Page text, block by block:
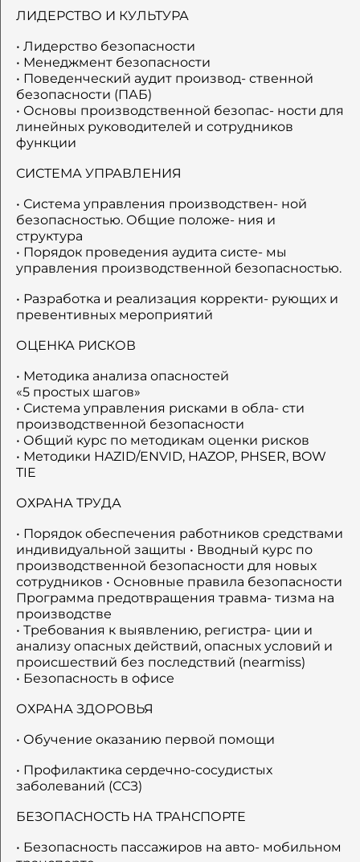
ЛИДЕРСТВО И КУЛЬТУРА
• Лидерство безопасности
• Менеджмент безопасности
• Поведенческий аудит производ- ственной
безопасности (ПАБ)
• Основы производственной безопас- ности для
линейных руководителей и сотрудников
функции
СИСТЕМА УПРАВЛЕНИЯ
• Система управления производствен- ной
безопасностью. Общие положе- ния и
структура
• Порядок проведения аудита систе- мы
управления производственной безопасностью.
• Разработка и реализация корректи- рующих и
превентивных мероприятий
ОЦЕНКА РИСКОВ
• Методика анализа опасностей
«5 простых шагов»
• Система управления рисками в обла- сти
производственной безопасности
• Общий курс по методикам оценки рисков
• Методики HAZID/ENVID, HAZOP, PHSER, BOW
TIE
ОХРАНА ТРУДА
• Порядок обеспечения работников средствами
индивидуальной защиты • Вводный курс по
производственной безопасности для новых
сотрудников • Основные правила безопасности
Программа предотвращения травма- тизма на
производстве
• Требования к выявлению, регистра- ции и
анализу опасных действий, опасных условий и
происшествий без последствий (nearmiss)
• Безопасность в офисе
ОХРАНА ЗДОРОВЬЯ
• Обучение оказанию первой помощи
• Профилактика сердечно-сосудистых
заболеваний (ССЗ)
БЕЗОПАСНОСТЬ НА ТРАНСПОРТЕ
• Безопасность пассажиров на авто- мобильном